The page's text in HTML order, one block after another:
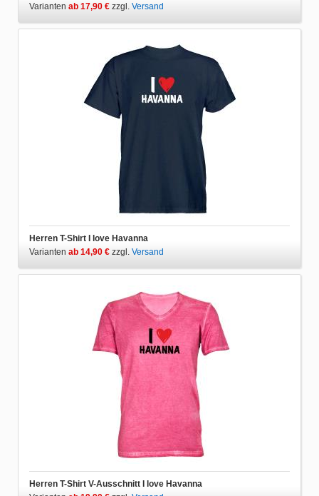
Varianten ab 17,90 € zzgl. Versand
Herren T-Shirt I love Havanna
Varianten ab 14,90 € zzgl. Versand
Herren T-Shirt V-Ausschnitt I love Havanna